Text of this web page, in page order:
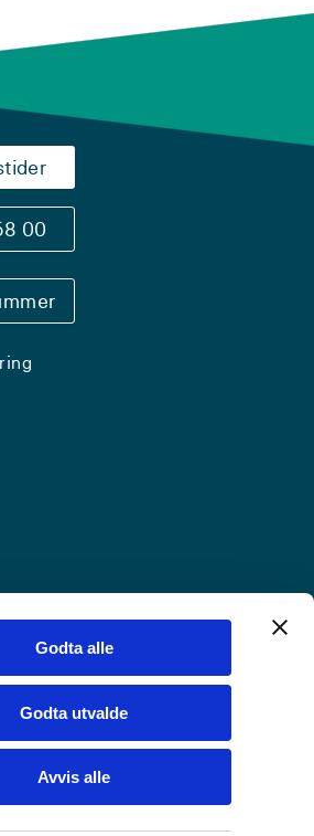
Godta alle
Godta utvalde
Avvis alle
00